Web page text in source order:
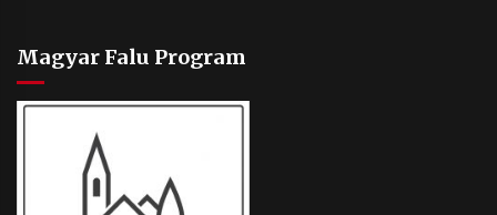
Magyar Falu Program